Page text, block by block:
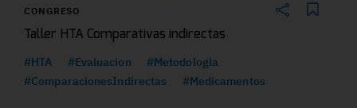
CONGRESO
Taller HTA Comparativas indirectas
#HTA #Evaluacion
#Metodologia
#ComparacionesIndirectas
#Medicamentos